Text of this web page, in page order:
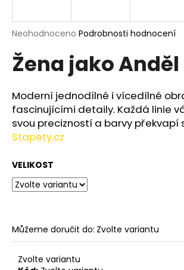
Průměrné
produktu
je
z
5
hvězdiček.
Neohodnoceno Podrobnosti hodnocení
Žena jako Anděl
Moderní jednodílné i vícedílné
fascinujícími detaily. Každá linie
svou precizností a barvy překvapí
Stapety.cz
VELIKOST
Můžeme doručit do: Zvolte variantu
Zvolte variantu
j
t
?
D
o
r
u